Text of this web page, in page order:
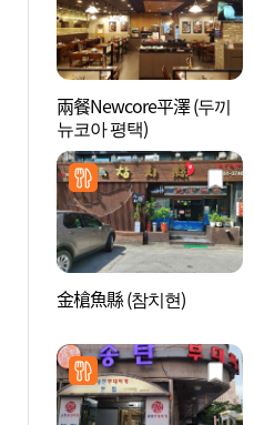
兩餐Newcore平澤 (두끼
뉴코아 평택)
金槍魚縣 (참치현)